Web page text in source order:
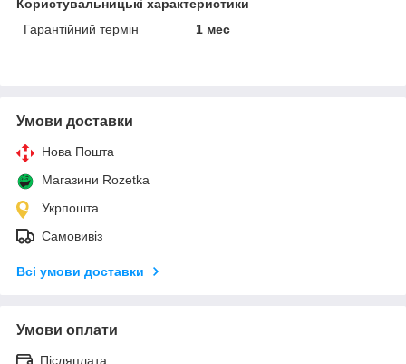
Користувальницькі характеристики
Гарантійний термін
1 мес
Умови доставки
Нова Пошта
Магазини Rozetka
Укрпошта
Самовивіз
Всі умови доставки
Умови оплати
Післяплата